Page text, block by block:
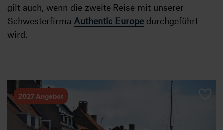
gilt auch, wenn die zweite Reise mit unserer
Schwesterfirma Authentic Europe durchgeführt
wird.
2027 Angebot